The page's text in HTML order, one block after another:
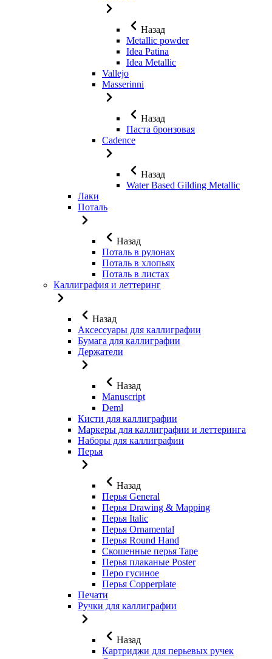
Назад
Metallic powder
Idea Patina
Idea Metallic
Vallejo
Masserinni
Назад
Паста бронзовая
Cadence
Назад
Water Based Gilding Metallic
Лаки
Поталь
Назад
Поталь в рулонах
Поталь в хлопьях
Поталь в листах
Каллиграфия и леттеринг
Назад
Аксессуары для каллиграфии
Бумага для каллиграфии
Держатели
Назад
Manuscript
Deml
Кисти для каллиграфии
Маркеры для каллиграфии и леттеринга
Наборы для каллиграфии
Перья
Назад
Перья General
Перья Drawing & Mapping
Перья Italic
Перья Ornamental
Перья Round Hand
Скошенные перья Tape
Перья плаканые Poster
Перо гусиное
Перья Copperplate
Печати
Ручки для каллиграфии
Назад
Картриджи для перьевых ручек